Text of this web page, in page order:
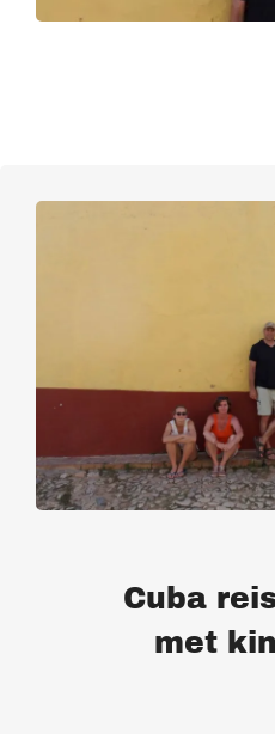
Cuba
met